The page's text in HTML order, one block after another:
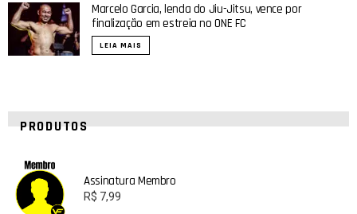
Marcelo Garcia, lenda do Jiu-Jitsu, vence por
finalização em estreia no ONE FC
LEIA MAIS
PRODUTOS
Assinatura Membro
R$ 7,99